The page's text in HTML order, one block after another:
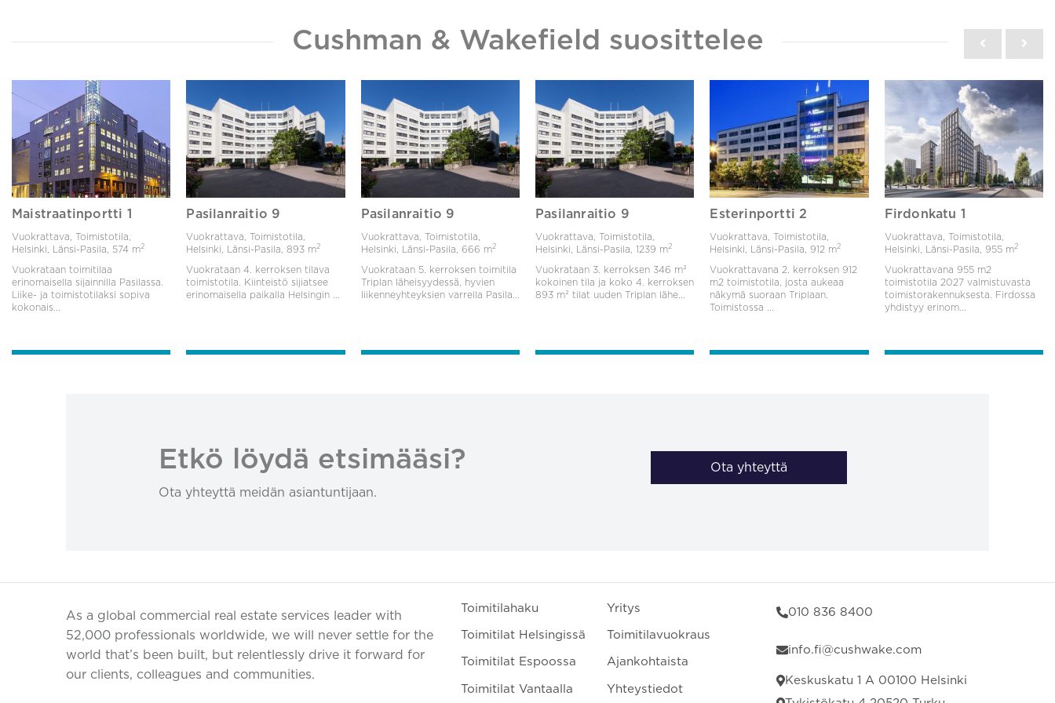
Cushman & Wakefield suosittelee
Maistraatinportti 1
Vuokrattava, Toimistotila,
Helsinki, Länsi-Pasila, 574 m2
Vuokrataan toimitilaa
erinomaisella sijainnilla Pasilassa.
Liike- ja toimistotilaksi sopiva
kokonais...
Pasilanraitio 9
Vuokrattava, Toimistotila,
Helsinki, Länsi-Pasila,893 m2
Vuokrataan 4. kerroksen tilava
toimistotila. Kiinteistö sijiatsee
erinomaisella paikalla Helsingin ...
Pasilanraitio 9
Vuokrattava, Toimistotila,
Helsinki, Länsi-Pasila, 666 m2
Vuokrataan 5. kerroksen toimitila
Triplan läheisyydessä, hyvien
liikenneyhteyksien varrella Pasila...
Pasilanraitio 9
Vuokrattava, Toimistotila,
Helsinki, Länsi-Pasila, 1239 m2
Vuokrataan 3. kerroksen 346 m²
kokoinen tila ja koko 4. kerroksen
893 m² tilat uuden Triplan lähe...
Esterinportti 2
Vuokrattava, Toimistotila,
Helsinki, Länsi-Pasila, 912 m2
Vuokrattavana 2. kerroksen 912
m2 toimistotila, josta aukeaa
näkymä suoraan Triplaan.
Toimistossa ...
Firdonkatu 1
Vuokrattava, Toimistotila,
Helsinki, Länsi-Pasila,
955 m2
Vuokrattavana 955 m2
toimistotila 2027 valmistuvasta
toimistorakennuksesta. Firdossa
yhdistyy erinom...
Etkö löydä etsimääsi?
Ota yhteyttä meidän asiantuntijaan.
Ota yhteyttä
As a global commercial real estate services leader with
52,000 professionals worldwide, we will never settle for the
world that’s been built, but relentlessly drive it forward for
our clients, colleagues and communities.
Toimitilahaku
Toimitilat Helsingissä
Toimitilat Espoossa
Toimitilat Vantaalla
Yritys
Toimitilavuokraus
Ajankohtaista
Yhteystiedot
010 836 8400
info.fi@cushwake.com
Keskuskatu 1 A 00100 Helsinki